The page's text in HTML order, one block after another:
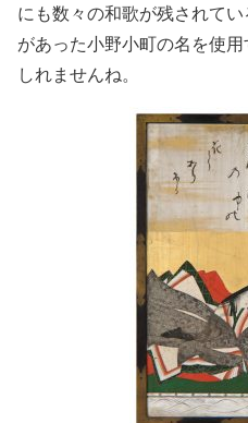
にも数々の和歌が残されて
があった小野小町の名を使
しれませんね。